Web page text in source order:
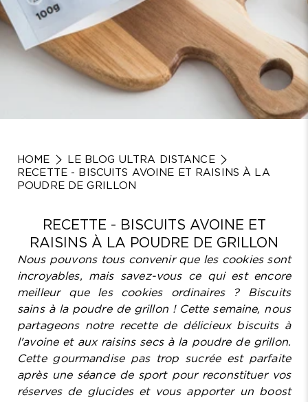
HOME
LE BLOG ULTRA DISTANCE
RECETTE - BISCUITS AVOINE ET RAISINS À LA
POUDRE DE GRILLON
RECETTE - BISCUITS AVOINE ET
RAISINS À LA POUDRE DE GRILLON
Nous pouvons tous convenir que les cookies sont
incroyables, mais savez-vous ce qui est encore
meilleur que les cookies ordinaires ? Biscuits
sains à la poudre de grillon ! Cette semaine, nous
partageons notre recette de délicieux biscuits à
l'avoine et aux raisins secs à la poudre de grillon.
Cette gourmandise pas trop sucrée est parfaite
après une séance de sport pour reconstituer vos
réserves de glucides et vous apporter un boost